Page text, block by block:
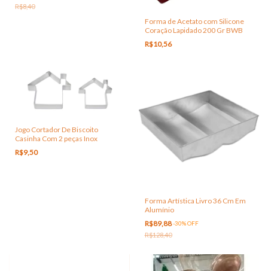
R$8,40
Forma de Acetato com Silicone
Coração Lapidado 200 Gr BWB
R$10,56
Jogo Cortador De Biscoito
Casinha Com 2 peças Inox
R$9,50
Forma Artística Livro 36 Cm Em
Alumínio
R$89,88-30%OFF
R$128,40